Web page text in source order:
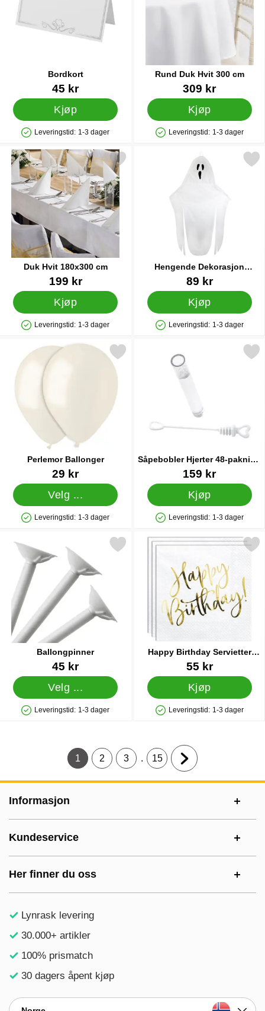
Bordkort
Varenummer 24348
45 kr
Kjøp
Produkttilgjengelighet: På lager
Leveringstid: 1-3 dager
Rund Duk Hvit 300 cm
Varenummer 28721
309 kr
Kjøp
Produkttilgjengelighet: På lager
Leveringstid: 1-3 dager
Duk Hvit 180x300 cm
Varenummer 41445
199 kr
Kjøp
Produkttilgjengelighet: På lager
Leveringstid: 1-3 dager
Merk duk Hvit 180x300 cm som favoritt
Hengende Dekorasjon
Spøkelse 2,1 m
Varenummer 86951
89 kr
Kjøp
Produkttilgjengelighet: På lager
Leveringstid: 1-3 dager
Merk hengende Dekorasjon
Perlemor Ballonger
Varenummer 12221
29 kr
Velg ...
Produkttilgjengelighet: På lager
Leveringstid: 1-3 dager
Merk perlemor Ballonger som favoritt
Såpebobler Hjerter 48-pakning
Hvite
Varenummer 28765
159 kr
Kjøp
Produkttilgjengelighet: På lager
Leveringstid: 1-3 dager
Merk såpebobler Hjerter 48-
Ballongpinner
Varenummer 5059
45 kr
Velg ...
Produkttilgjengelighet: På lager
Leveringstid: 1-3 dager
Merk ballongpinner som favoritt
Happy Birthday Servietter
Hvite
Varenummer 20489
55 kr
Kjøp
Produkttilgjengelighet: På lager
Leveringstid: 1-3 dager
Merk happy Birthday
Gjeldende side, Side
1
Gå til side
2
Gå til side
3
.
Gå til side
15
Gå til neste side
Informasjon
Kundeservice
Her finner du oss
Lynrask levering
30.000+ artikler
100% prismatch
30 dagers åpent kjøp